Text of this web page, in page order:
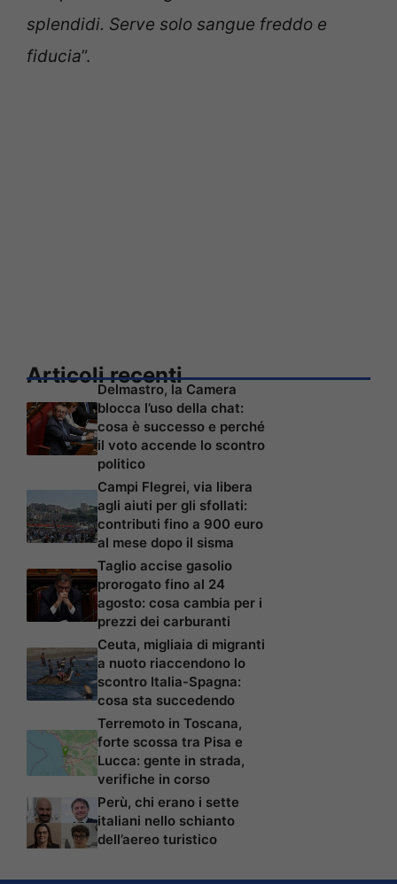
splendidi. Serve solo sangue freddo e
fiducia”.
Articoli recenti
Delmastro, la Camera
blocca l’uso della chat:
cosa è successo e perché
il voto accende lo scontro
politico
Campi Flegrei, via libera
agli aiuti per gli sfollati:
contributi fino a 900 euro
al mese dopo il sisma
Taglio accise gasolio
prorogato fino al 24
agosto: cosa cambia per i
prezzi dei carburanti
Ceuta, migliaia di migranti
a nuoto riaccendono lo
scontro Italia-Spagna:
cosa sta succedendo
Terremoto in Toscana,
forte scossa tra Pisa e
Lucca: gente in strada,
verifiche in corso
Perù, chi erano i sette
italiani nello schianto
dell’aereo turistico